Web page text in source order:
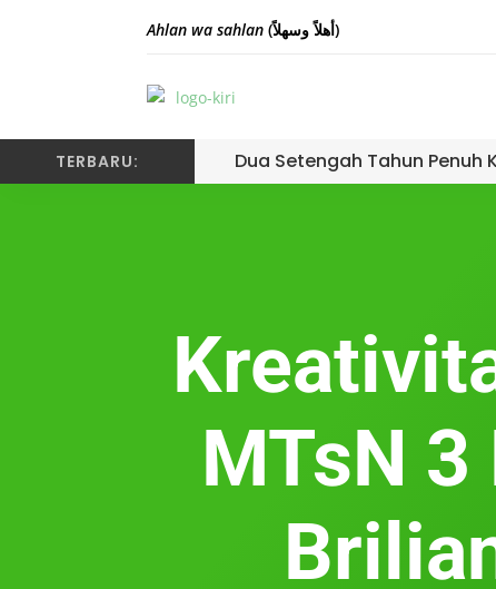
Ahlan wa sahlan (أهلاً وسهلاً)
TERBARU: Dua Setengah Tahun Penuh
MTsN 3